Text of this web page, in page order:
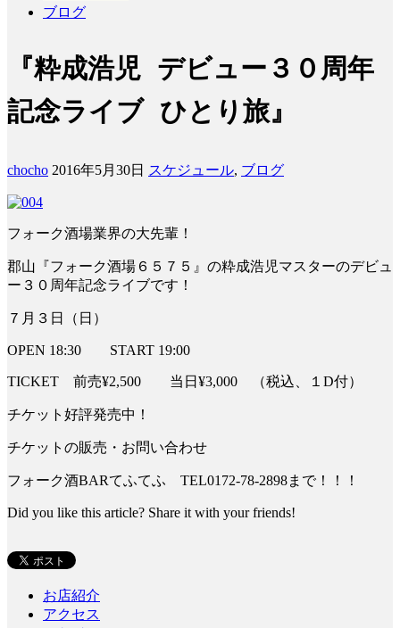
ブログ
『粋成浩児 デビュー３０周年
記念ライブ ひとり旅』
chocho 2016年5月30日 スケジュール, ブログ
フォーク酒場業界の大先輩！
郡山『フォーク酒場６５７５』の粋成浩児マスターのデビュ
ー３０周年記念ライブです！
７月３日（日）
OPEN 18:30 START 19:00
TICKET 前売¥2,500 当日¥3,000 （税込、１D付）
チケット好評発売中！
チケットの販売・お問い合わせ
フォーク酒BARてふてふ TEL0172-78-2898まで！！！
Did you like this article? Share it with your friends!
お店紹介
アクセス